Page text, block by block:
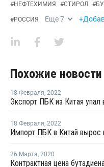
#НЕФТЕХИМИЯ #СТИРОЛ #
#РОССИЯ Еще7
Похожие новости
18 Февраля, 2022
Экспорт ПБК из Китая упал
18 Февраля, 2022
Импорт ПБК в Китай вырос
26 Марта, 2020